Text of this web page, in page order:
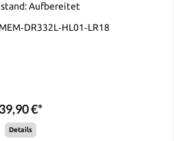
Aufbereitet
39,90 €*
Details